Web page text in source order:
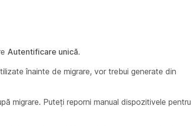
Autentificare unică.
înainte de migrare, vor trebui generate din
migrare. Puteți reporni manual dispozitivele pentru